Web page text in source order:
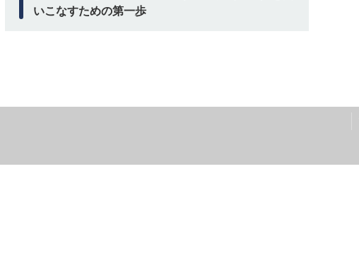
いこなすための第一歩